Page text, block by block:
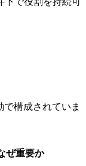
構成されていま
ぜ重要か